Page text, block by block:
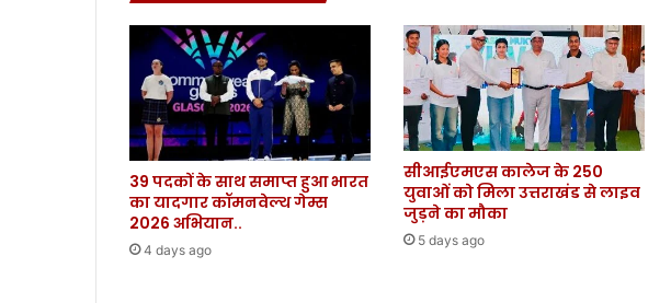
,
की
मौ
त
.
.
ना
सं
क्र
मि
त
.
.
.
39 पदकों के साथ समाप्त हुआ भारत
का यादगार कॉमनवेल्थ गेम्स
2026 अभियान..
4 days ago
सीआईएमएस कालेज के 250
युवाओं को मिला उत्तराखंड से लाइव
जुड़ने का मौका
5 days ago